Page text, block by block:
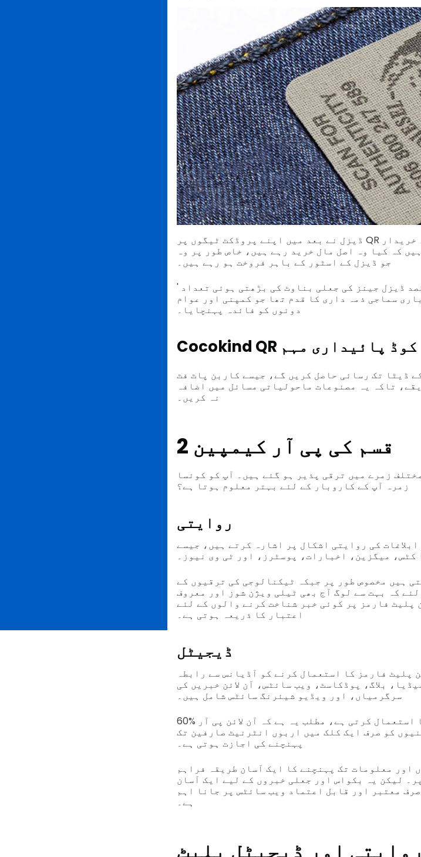
ڈیزل نے بعد میں اپنے پروڈکٹ ٹیگوں پر QR کوڈ استعمال کرکے ایک کیمپین شروع کی۔ خریدار
کہ کیا وہ اصل مال خرید رہے ہیں، خاص طور پر وہ
جو ڈیزل کے اسٹور کے باہر فروخت ہو رہے ہیں۔
' ڈیزل جینز کی جعلی بناوٹ کی بڑھتی ہوئی تعداد
سماجی ذمہ داری کا قدم تھا جو کمپنی اور عوام
دونوں کو فائدہ پہنچایا۔
Cocokind QR کوڈ پائیداری مہم
ڈیٹا تک رسائی حاصل کریں گے، جیسے کاربن پاٹ فٹ
تاکہ یہ مصنوعات ماحولیاتی مسائل میں اضافہ
نہ کریں۔
2 قسم کی پی آر کیمپین
زمرے میں ترقی پذیر ہو گئے ہیں۔ آپ کو کونسا
زمرہ آپ کے کاروبار کے لئے بہتر معلوم ہوتا ہے؟
روایتی
کی روایتی اشکال پر اشارہ کرتے ہیں، جیسے
کٹس، میگزین، اخبارات، پوسٹرز، اور ٹی وی نیوز۔
ہیں مخصوص طور پر جبکہ ٹیکنالوجی کی ترقیوں کے
کہ بہت سے لوگ آج بھی ٹیلی ویژن شوز اور معروف
پلیٹ فارمز پر کوئی خبر شناخت کرنے والوں کے لئے
اعتبار کا ذریعہ ہوتی ہے۔
ڈیجیٹل
پلیٹ فارمز کا استعمال کرنے کو آڈیانس سے رابطہ
بلاگ، پوڈکاسٹ، ویب سائٹس، آن لائن خبریں کی
سرگرمیاں، اور ویڈیو شیئرنگ سائٹس شامل ہیں۔
60% دنیا کی کل آبادی آج کوئی سوشل میڈیا استعمال کرتی ہے، مطلب یہ ہے کہ آن لائن پی آر
کو صرف ایک کلک میں اربوں انٹرنیٹ صارفین تک
پہنچنے کی اجازت ہوتی ہے۔
اور معلومات تک پہنچنے کا ایک آسان طریقہ فراہم
لیکن یہ بکواس اور جعلی خبروں کے لیے ایک آسان
معتبر اور قابل اعتماد ویب سائٹس پر جانا اہم
ہے۔
اور ڈیجیٹل پلیٹ